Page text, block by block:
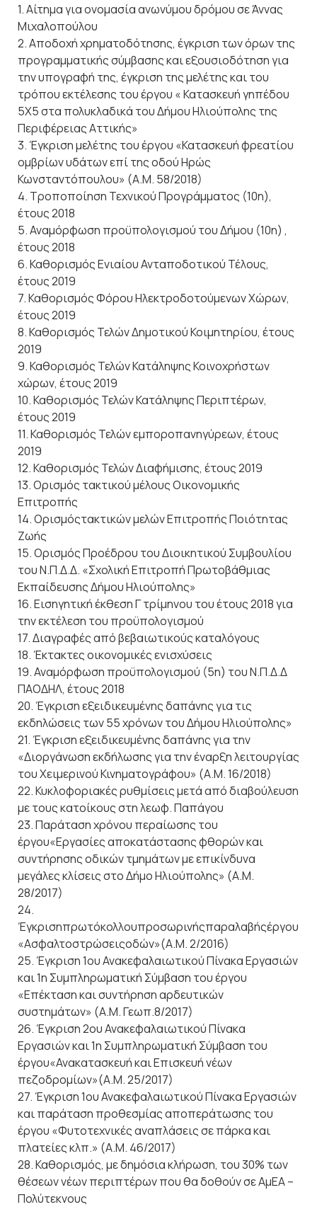
1. Αίτημα για ονομασία ανωνύμου δρόμου σε Άννας
Μιχαλοπούλου
2. Αποδοχή χρηματοδότησης, έγκριση των όρων της
προγραμματικής σύμβασης και εξουσιοδότηση για
την υπογραφή της, έγκριση της μελέτης και του
τρόπου εκτέλεσης του έργου « Κατασκευή γηπέδου
5Χ5 στα πολυκλαδικά του Δήμου Ηλιούπολης της
Περιφέρειας Αττικής»
3. Έγκριση μελέτης του έργου «Κατασκευή φρεατίου
ομβρίων υδάτων επί της οδού Ηρώς
Κωνσταντόπουλου» (Α.Μ. 58/2018)
4. Τροποποίηση Τεχνικού Προγράμματος (10η),
έτους 2018
5. Αναμόρφωση προϋπολογισμού του Δήμου (10η) ,
έτους 2018
6. Καθορισμός Ενιαίου Ανταποδοτικού Τέλους,
έτους 2019
7. Καθορισμός Φόρου Ηλεκτροδοτούμενων Χώρων,
έτους 2019
8. Καθορισμός Τελών Δημοτικού Κοιμητηρίου, έτους
2019
9. Καθορισμός Τελών Κατάληψης Κοινοχρήστων
χώρων, έτους 2019
10. Καθορισμός Τελών Κατάληψης Περιπτέρων,
έτους 2019
11. Καθορισμός Τελών εμποροπανηγύρεων, έτους
2019
12. Καθορισμός Τελών Διαφήμισης, έτους 2019
13. Ορισμός τακτικού μέλους Οικονομικής
Επιτροπής
14. Ορισμόςτακτικών μελών Επιτροπής Ποιότητας
Ζωής
15. Ορισμός Προέδρου του Διοικητικού Συμβουλίου
του Ν.Π.Δ.Δ. «Σχολική Επιτροπή Πρωτοβάθμιας
Εκπαίδευσης Δήμου Ηλιούπολης»
16. Εισηγητική έκθεση Γ τρίμηνου του έτους 2018 για
την εκτέλεση του προϋπολογισμού
17. Διαγραφές από βεβαιωτικούς καταλόγους
18. Έκτακτες οικονομικές ενισχύσεις
19. Αναμόρφωση προϋπολογισμού (5η) του Ν.Π.Δ.Δ
ΠΑΟΔΗΛ, έτους 2018
20. Έγκριση εξειδικευμένης δαπάνης για τις
εκδηλώσεις των 55 χρόνων του Δήμου Ηλιούπολης»
21. Έγκριση εξειδικευμένης δαπάνης για την
«Διοργάνωση εκδήλωσης για την έναρξη λειτουργίας
του Χειμερινού Κινηματογράφου» (Α.Μ. 16/2018)
22. Κυκλοφοριακές ρυθμίσεις μετά από διαβούλευση
με τους κατοίκους στη λεωφ. Παπάγου
23. Παράταση χρόνου περαίωσης του
έργου«Εργασίες αποκατάστασης φθορών και
συντήρησης οδικών τμημάτων με επικίνδυνα
μεγάλες κλίσεις στο Δήμο Ηλιούπολης» (Α.Μ.
28/2017)
24.
Έγκρισηπρωτόκολλουπροσωρινήςπαραλαβήςέργου
«Ασφαλτοστρώσειςοδών»(Α.Μ. 2/2016)
25. Έγκριση 1ου Ανακεφαλαιωτικού Πίνακα Εργασιών
και 1η Συμπληρωματική Σύμβαση του έργου
«Επέκταση και συντήρηση αρδευτικών
συστημάτων» (Α.Μ. Γεωπ.8/2017)
26. Έγκριση 2ου Ανακεφαλαιωτικού Πίνακα
Εργασιών και 1η Συμπληρωματική Σύμβαση του
έργου«Ανακατασκευή και Επισκευή νέων
πεζοδρομίων»(Α.Μ. 25/2017)
27. Έγκριση 1ου Ανακεφαλαιωτικού Πίνακα Εργασιών
και παράταση προθεσμίας αποπεράτωσης του
έργου «Φυτοτεχνικές αναπλάσεις σε πάρκα και
πλατείες κλπ.» (Α.Μ. 46/2017)
28. Καθορισμός, με δημόσια κλήρωση, του 30% των
θέσεων νέων περιπτέρων που θα δοθούν σε ΑμΕΑ –
Πολύτεκνους